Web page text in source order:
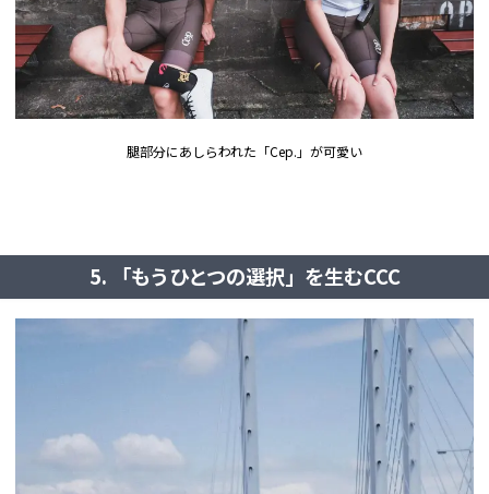
腿部分にあしらわれた「Cep.」が可愛い
5. 「もうひとつの選択」を生むCCC